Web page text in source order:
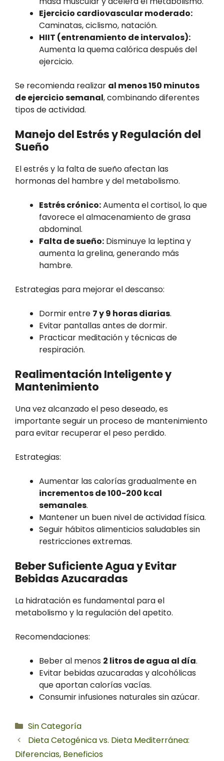
Ejercicio cardiovascular moderado:
Caminatas, ciclismo, natación.
HIIT (entrenamiento de intervalos):
Aumenta la quema calórica después del
ejercicio.
Se recomienda realizar al menos 150 minutos
de ejercicio semanal, combinando diferentes
tipos de actividad.
Manejo del Estrés y Regulación del
Sueño
El estrés y la falta de sueño afectan las
hormonas del hambre y del metabolismo.
Estrés crónico:Aumenta el cortisol, lo que
favorece el almacenamiento de grasa
abdominal.
Falta de sueño: Disminuye la leptina y
aumenta la grelina, generando más
hambre.
Estrategias para mejorar el descanso:
Dormir entre 7 y 9 horas diarias.
Evitar pantallas antes de dormir.
Practicar meditación y técnicas de
respiración.
Realimentación Inteligente y
Mantenimiento
Una vez alcanzado el peso deseado, es
importante seguir un proceso de mantenimiento
para evitar recuperar el peso perdido.
Estrategias:
Aumentar las calorías gradualmente en
incrementos de 100-200 kcal
semanales.
Mantener un buen nivel de actividad física.
Seguir hábitos alimenticios saludables sin
restricciones extremas.
Beber Suficiente Agua y Evitar
Bebidas Azucaradas
La hidratación es fundamental para el
metabolismo y la regulación del apetito.
Recomendaciones:
Beber al menos 2 litros de agua al día.
Evitar bebidas azucaradas y alcohólicas
que aportan calorías vacías.
Consumir infusiones naturales sin azúcar.
Categorías
Sin Categoría
Dieta Cetogénica vs. Dieta Mediterránea:
Diferencias, Beneficios